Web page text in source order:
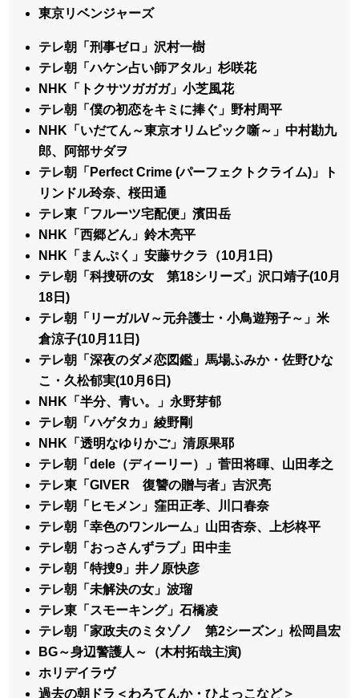
東京リベンジャーズ
テレ朝「刑事ゼロ」沢村一樹
テレ朝「ハケン占い師アタル」杉咲花
NHK「トクサツガガガ」小芝風花
テレ朝「僕の初恋をキミに捧ぐ」野村周平
NHK「いだてん～東京オリムピック噺～」中村勘九
郎、阿部サダヲ
テレ朝「Perfect Crime (パーフェクトクライム)」ト
リンドル玲奈、桜田通
テレ東「フルーツ宅配便」濱田岳
NHK「西郷どん」鈴木亮平
NHK「まんぷく」安藤サクラ（10月1日)
テレ朝「科捜研の女 第18シリーズ」沢口靖子(10月
18日)
テレ朝「リーガルV～元弁護士・小鳥遊翔子～」米
倉涼子(10月11日)
テレ朝「深夜のダメ恋図鑑」馬場ふみか・佐野ひな
こ・久松郁実(10月6日)
NHK「半分、青い。」永野芽郁
テレ朝「ハゲタカ」綾野剛
NHK「透明なゆりかご」清原果耶
テレ朝「dele（ディーリー）」菅田将暉、山田孝之
テレ東「GIVER 復讐の贈与者」吉沢亮
テレ朝「ヒモメン」窪田正孝、川口春奈
テレ朝「幸色のワンルーム」山田杏奈、上杉柊平
テレ朝「おっさんずラブ」田中圭
テレ朝「特捜9」井ノ原快彦
テレ朝「未解決の女」波瑠
テレ東「スモーキング」石橋凌
テレ朝「家政夫のミタゾノ 第2シーズン」松岡昌宏
BG～身辺警護人～（木村拓哉主演)
ホリデイラヴ
過去の朝ドラ＜わろてんか・ひよっこなど＞